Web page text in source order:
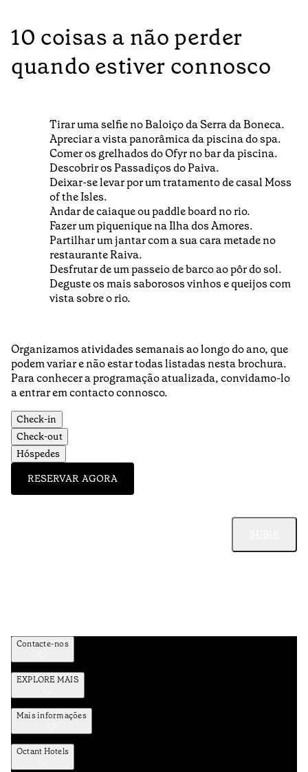
10 coisas a não perder
quando estiver connosco
Tirar uma selfie no Baloiço da Serra da Boneca.
Apreciar a vista panorâmica da piscina do spa.
Comer os grelhados do Ofyr no bar da piscina.
Descobrir os Passadiços do Paiva.
Deixar-se levar por um tratamento de casal Moss
of the Isles.
Andar de caiaque ou paddle board no rio.
Fazer um piquenique na Ilha dos Amores.
Partilhar um jantar com a sua cara metade no
restaurante Raiva.
Desfrutar de um passeio de barco ao pôr do sol.
Deguste os mais saborosos vinhos e queijos com
vista sobre o rio.
Organizamos atividades semanais ao longo do ano, que
podem variar e não estar todas listadas nesta brochura.
Para conhecer a programação atualizada, convidamo-lo
a entrar em contacto connosco.
Check-in
Check-out
Hóspedes
RESERVAR AGORA
Contacte-nos
EXPLORE MAIS
Mais informações
Octant Hotels